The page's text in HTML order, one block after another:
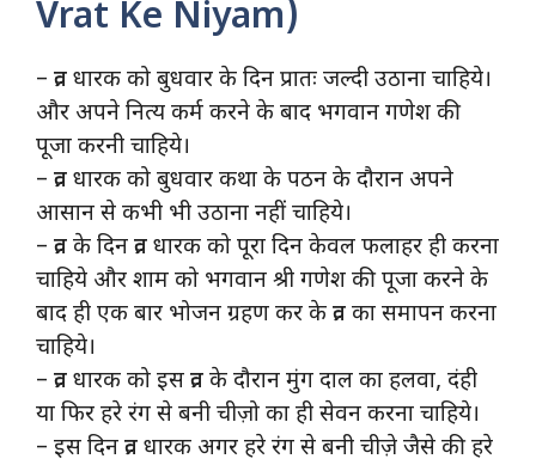
Vrat Ke Niyam)
– व्रत धारक को बुधवार के दिन प्रातः जल्दी उठाना चाहिये।
और अपने नित्य कर्म करने के बाद भगवान गणेश की
पूजा करनी चाहिये।
– व्रत धारक को बुधवार कथा के पठन के दौरान अपने
आसान से कभी भी उठाना नहीं चाहिये।
– व्रत के दिन व्रत धारक को पूरा दिन केवल फलाहर ही करना
चाहिये और शाम को भगवान श्री गणेश की पूजा करने के
बाद ही एक बार भोजन ग्रहण कर के व्रत का समापन करना
चाहिये।
– व्रत धारक को इस व्रत के दौरान मुंग दाल का हलवा, दंही
या फिर हरे रंग से बनी चीज़ो का ही सेवन करना चाहिये।
– इस दिन व्रत धारक अगर हरे रंग से बनी चीज़े जैसे की हरे